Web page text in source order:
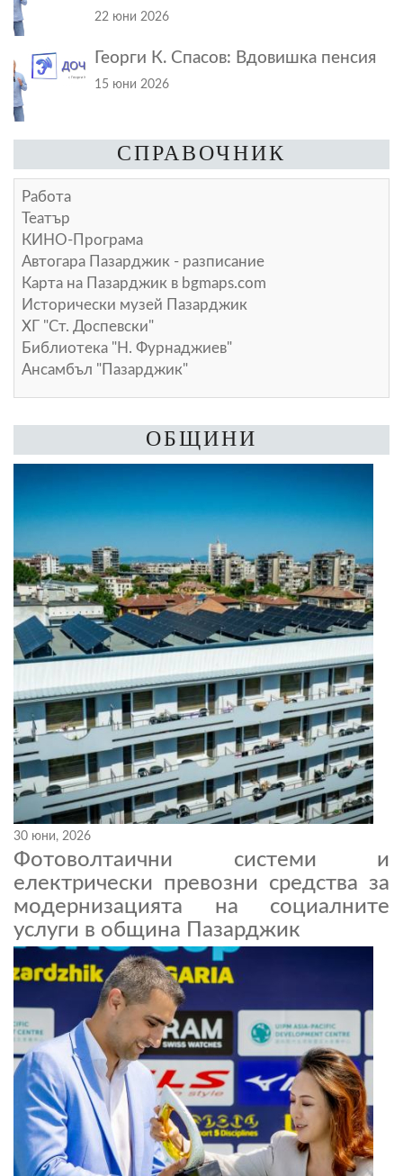
22 юни 2026
Георги К. Спасов: Вдовишка пенсия
15 юни 2026
СПРАВОЧНИК
Работа
Театър
КИНО-Програма
Автогара Пазарджик - разписание
Карта на Пазарджик в bgmaps.com
Исторически музей Пазарджик
ХГ "Ст. Доспевски"
Библиотека "Н. Фурнаджиев"
Ансамбъл "Пазарджик"
ОБЩИНИ
30 юни, 2026
Фотоволтаични системи и
електрически превозни средства за
модернизацията на социалните
услуги в община Пазарджик